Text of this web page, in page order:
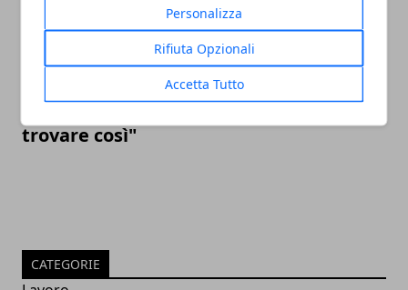
Personalizza
Rifiuta Opzionali
Accetta Tutto
La prima delusione d'amore di Carlo
Verdone: "La mia fidanzata si fece
trovare così"
CATEGORIE